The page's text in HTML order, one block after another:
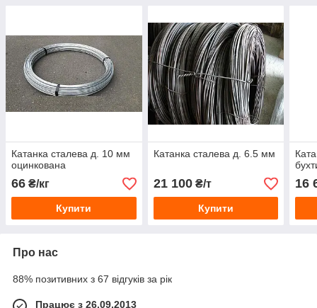
Катанка сталева д. 10 мм
оцинкована
66 ₴/кг
Купити
Катанка сталева д. 6.5 мм
21 100₴/т
Купити
16
Про нас
88% позитивних з 67 відгуків за рік
Працює з 26.09.2013